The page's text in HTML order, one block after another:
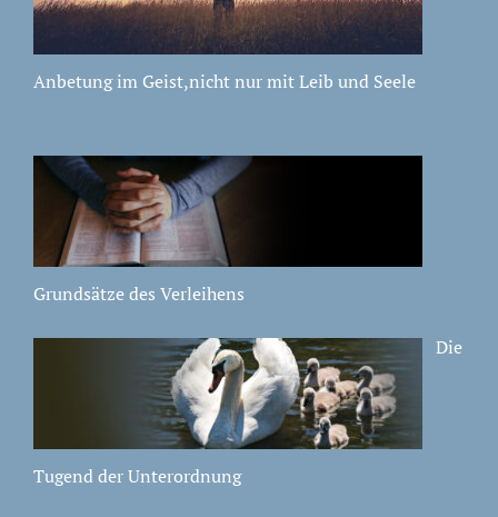
Anbetung im Geist,nicht nur mit Leib und Seele
Grundsätze des Verleihens
Die
Tugend der Unterordnung